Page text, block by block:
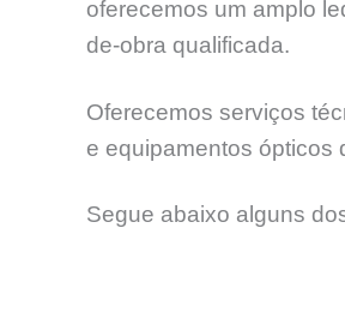
oferecemos um amplo
de-obra qualificada.
Oferecemos serviços
e equipamentos ópticos
Segue abaixo alguns